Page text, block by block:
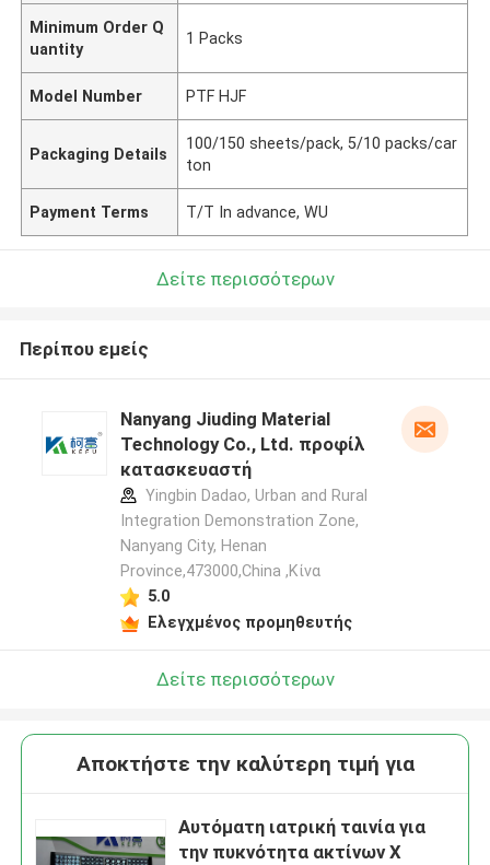
Minimum Order Q
uantity
1 Packs
Model Number PTF HJF
Packaging Details
100/150 sheets/pack, 5/10 packs/car
ton
Payment Terms T/T In advance, WU
Δείτε περισσότερων
Περίπου εμείς
Nanyang Jiuding Material
Technology Co., Ltd. προφίλ
κατασκευαστή
Yingbin Dadao, Urban and Rural
Integration Demonstration Zone,
Nanyang City, Henan
Province,473000,China ,Κίνα
5.0
Ελεγχμένος προμηθευτής
Δείτε περισσότερων
Αποκτήστε την καλύτερη τιμή για
Αυτόματη ιατρική ταινία για
την πυκνότητα ακτίνων Χ